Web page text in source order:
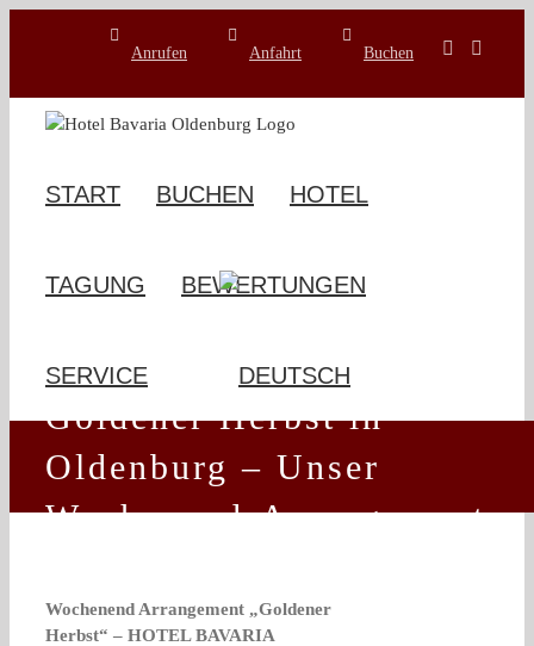
Anrufen Anfahrt Buchen
START BUCHEN HOTEL
TAGUNG BEWERTUNGEN
SERVICE
Goldener Herbst in
Oldenburg – Unser
Wochenend-Arrangement
Wochenend Arrangement „Goldener
Herbst“ – HOTEL BAVARIA